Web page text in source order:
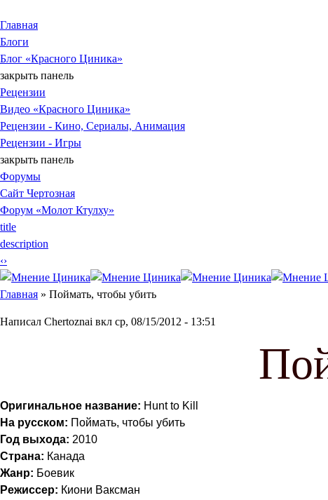
Главная
Блоги
Блог «Красного Циника»
закрыть панель
Рецензии
Видео «Красного Циника»
Рецензии - Кино, Сериалы, Анимация
Рецензии - Игры
закрыть панель
Форумы
Сайт Чертозная
Форум «Молот Ктулху»
title
description
‹›
Вы здесь
Главная » Поймать, чтобы убить
Написал Chertoznai вкл ср, 08/15/2012 - 13:51
Оригинальное название: Hunt to Kill
На русском: Поймать, чтобы убить
Год выхода: 2010
Страна: Канада
Жанр: Боевик
Режиссер: Киони Ваксман